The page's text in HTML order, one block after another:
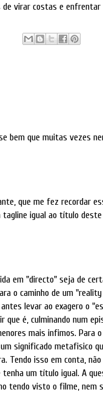
virar costas e
bem que muitas vezes
que me fez recordar
tagline igual ao título
em "directo" seja de
o caminho de um
levar ao exagero o
é, culminando num
mais infimos. Para
significado metafisico
Tendo isso em conta,
tenha um título igual. A
tendo visto o filme, nem